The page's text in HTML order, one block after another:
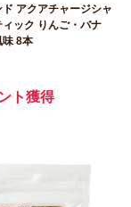
アクアチャージシャ
ック りんご・バナ
味 8本
ト獲得